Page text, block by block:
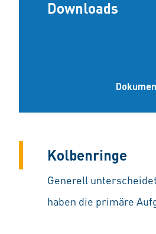
Downloads
Kolbenringe
Generell
haben die primäre